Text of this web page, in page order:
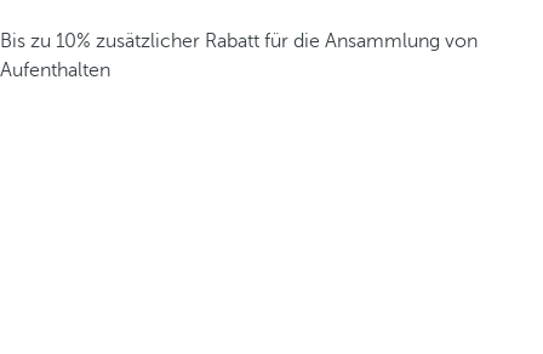
Bis zu 10% zusätzlicher Rabatt für die Ansammlung von
Aufenthalten